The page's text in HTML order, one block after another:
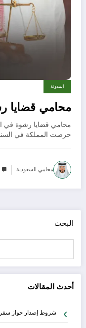
المدونة
محامي قضايا
محامي قضايا رشوة في
حرصت المملكة في
محامي السعودية
البحث
أحدث المقالات
شروط إصدار جواز سفر